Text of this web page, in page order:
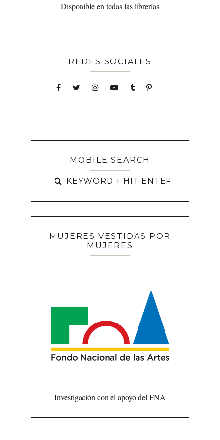
Disponible en todas las librerías
REDES SOCIALES
MOBILE SEARCH
MUJERES VESTIDAS POR
MUJERES
Investigación con el apoyo del FNA